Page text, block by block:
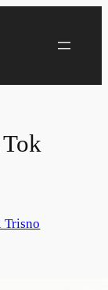
Trisno